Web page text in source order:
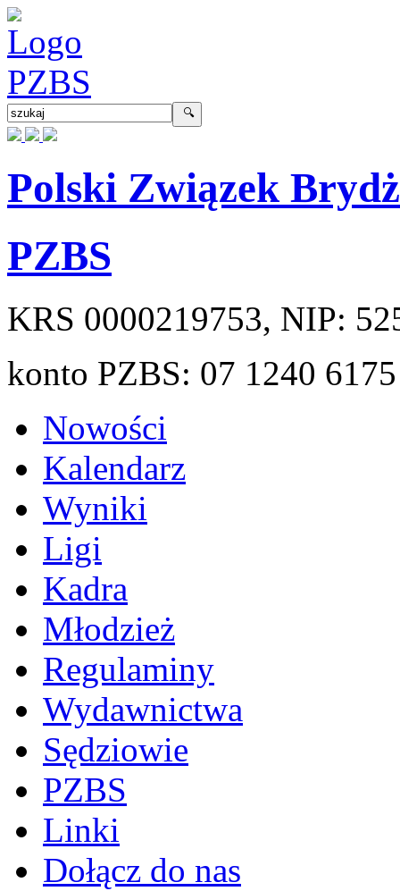
Polski Związek
PZBS
KRS 0000219753, NIP:
konto PZBS: 07 1240
Nowości
Kalendarz
Wyniki
Ligi
Kadra
Młodzież
Regulaminy
Wydawnictwa
Sędziowie
PZBS
Linki
Dołącz do nas